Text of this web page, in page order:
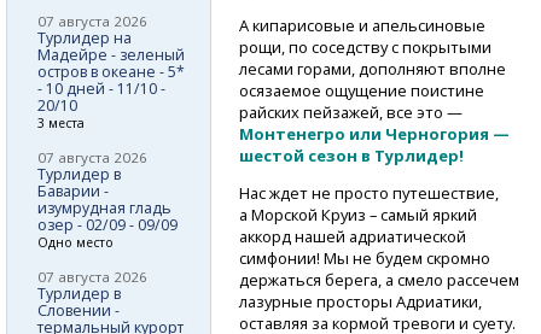
А кипарисовые и апельсиновые
рощи, по соседству с покрытыми
лесами горами, дополняют вполне
осязаемое ощущение поистине
райских пейзажей, все это —
Монтенегро или Черногория —
шестой сезон в Турлидер!
Нас ждет не просто путешествие,
а Морской Круиз – самый яркий
аккорд нашей адриатической
симфонии! Мы не будем скромно
держаться берега, а смело рассечем
лазурные просторы Адриатики,
оставляя за кормой тревоги и суету.
07 августа 2026
Турлидер на
Мадейре - зеленый
остров в океане - 5*
- 10 дней - 11/10 -
20/10
3 места
07 августа 2026
Турлидер в
Баварии -
изумрудная гладь
озер - 02/09 - 09/09
Одно место
07 августа 2026
Турлидер в
Словении -
термальный курорт